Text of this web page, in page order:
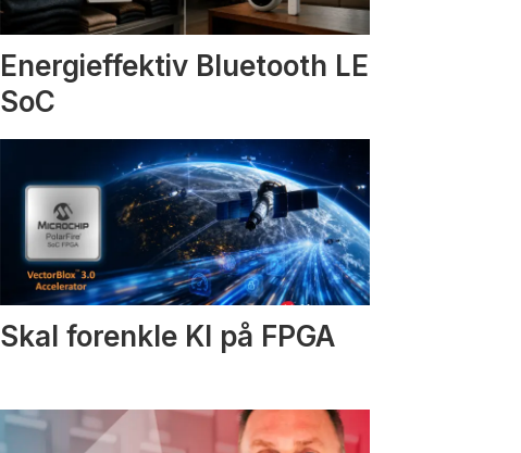
Energieffektiv Bluetooth LE
SoC
Skal forenkle KI på FPGA